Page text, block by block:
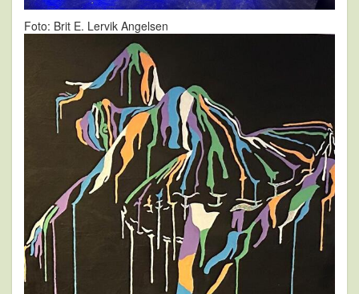
Foto: Brit E. Lervik Angelsen